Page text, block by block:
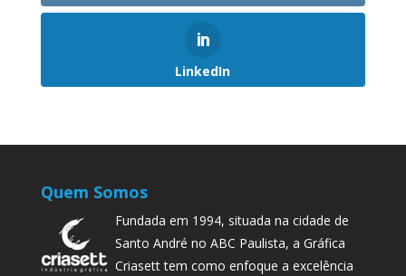
LinkedIn
Quem Somos
Fundada em 1994, situada na cidade de
Santo André no ABC Paulista, a Gráfica
Criasett tem como enfoque a excelência